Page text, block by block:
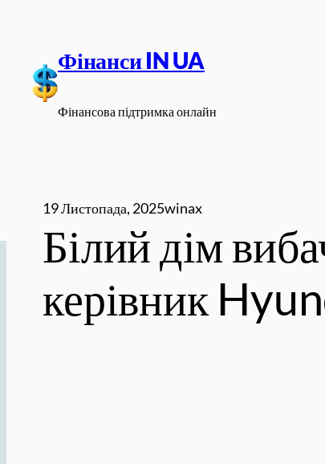
вмісту
Фінанси IN UA
Фінансова підтримка онлайн
19 Листопада, 2025winax
Білий дім
керівник